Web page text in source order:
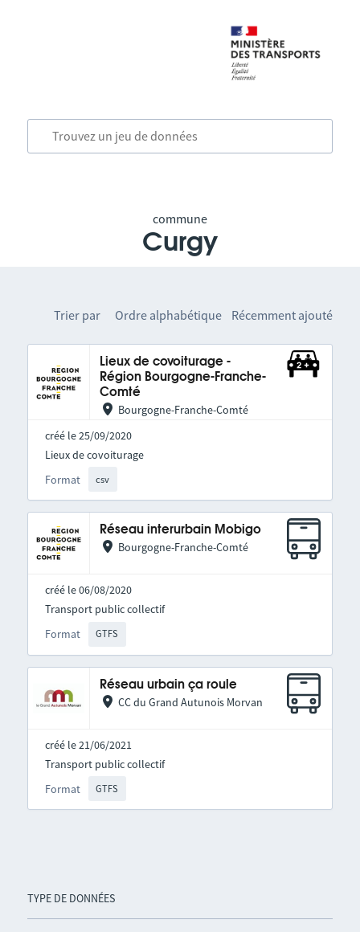
commune
Curgy
TYPE DE DONNÉES
Trier par Ordre alphabétique Récemment ajouté
Lieux de covoiturage -
Région Bourgogne-Franche-
Comté
Bourgogne-Franche-Comté
créé le 25/09/2020
Format csv
Lieux de covoiturage
Réseau interurbain Mobigo
Bourgogne-Franche-Comté
créé le 06/08/2020
Format GTFS
Transport public collectif
Réseau urbain ça roule
CC du Grand Autunois Morvan
créé le 21/06/2021
Format GTFS
Transport public collectif